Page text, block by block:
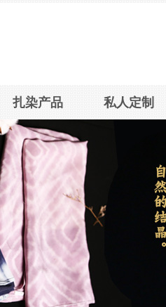
扎染产品 私人定制